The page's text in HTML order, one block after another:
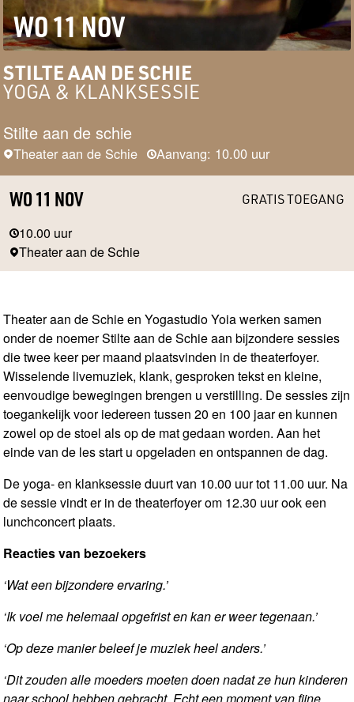
WO 11 NOV
STILTE AAN DE SCHIE
YOGA & KLANKSESSIE
Stilte aan de schie
Theater aan de Schie Aanvang: 10.00 uur
Theater aan de Schie en Yogastudio Yoia werken samen
onder de noemer Stilte aan de Schie aan bijzondere sessies
die twee keer per maand plaatsvinden in de theaterfoyer.
Wisselende livemuziek, klank, gesproken tekst en kleine,
eenvoudige bewegingen brengen u verstilling. De sessies zijn
toegankelijk voor iedereen tussen 20 en 100 jaar en kunnen
zowel op de stoel als op de mat gedaan worden. Aan het
einde van de les start u opgeladen en ontspannen de dag.
De yoga- en klanksessie duurt van 10.00 uur tot 11.00 uur. Na
de sessie vindt er in de theaterfoyer om 12.30 uur ook een
lunchconcert plaats.
Reacties van bezoekers
‘Wat een bijzondere ervaring.’
‘Ik voel me helemaal opgefrist en kan er weer tegenaan.’
‘Op deze manier beleef je muziek heel anders.’
‘Dit zouden alle moeders moeten doen nadat ze hun kinderen
WO 11 NOV GRATIS TOEGANG
10.00 uur
Theater aan de Schie